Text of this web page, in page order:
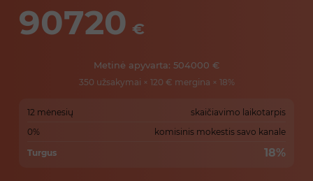
90720 €
Metinė apyvarta: 504000 €
350 užsakymai × 120 € mergina × 18%
12 mėnesių
skaičiavimo laikotarpis
0%
komisinis mokestis savo kanale
Turgus
18%